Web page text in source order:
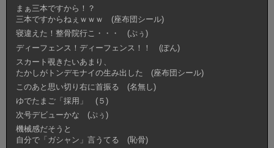
まぁ三本ですから！？
三本ですからねぇｗｗｗ (座布団シール)
寝違えた！整骨院行こ・・・ (ぷぅ)
ディーフェンス！ディーフェンス！！ (ぽん)
スカート覗きたいあまり、
たかしがトンデモナイの生み出した (座布団シール)
このあと思い切り右に首振る (名無し)
ゆでたまご「採用」 (５)
次号デビューかな (ぷぅ)
機械感だそうと
自分で「ガシャン」言うてる (恥骨)